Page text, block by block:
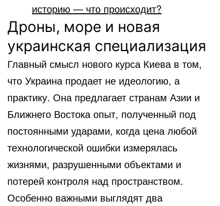
историю — что происходит?
Дроны, море и новая
украинская специализация
Главный смысл нового курса Киева в том,
что Украина продает не идеологию, а
практику. Она предлагает странам Азии и
Ближнего Востока опыт, полученный под
постоянными ударами, когда цена любой
технологической ошибки измерялась
жизнями, разрушенными объектами и
потерей контроля над пространством.
Особенно важными выглядят два